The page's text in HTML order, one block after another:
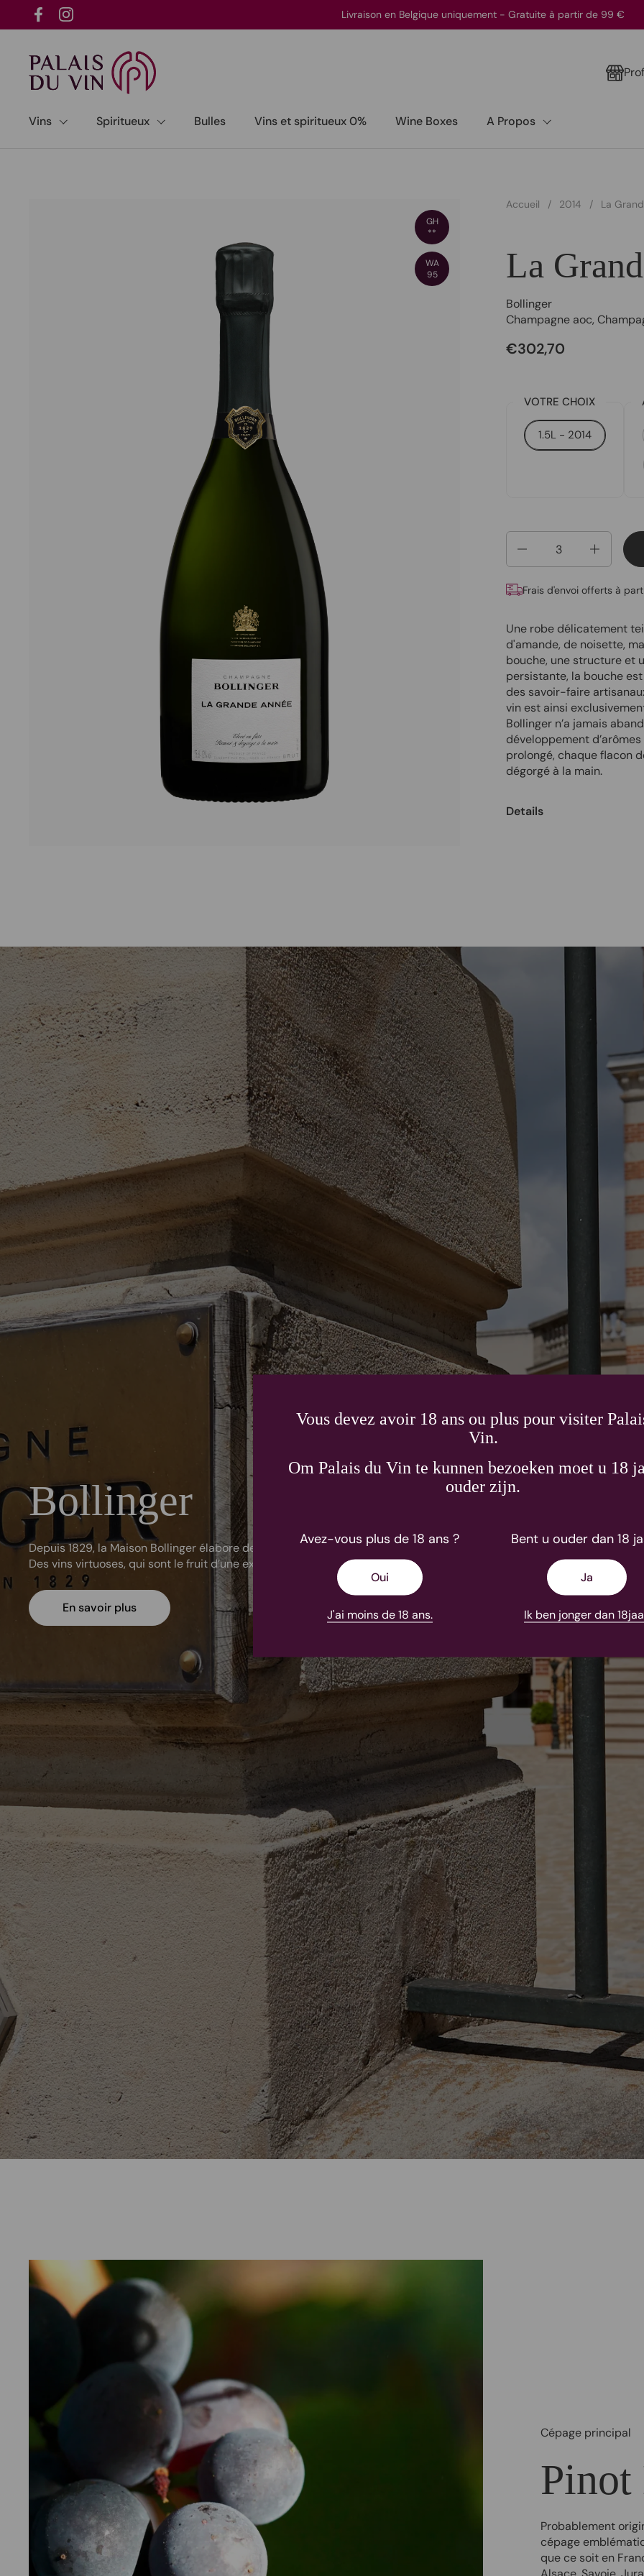
Passer au contenu
Vous devez avoir 18 ans ou plus pour visiter
Vin.
Om Palais du Vin te kunnen bezoeken moet u 18
ouder zijn.
Avez-vous plus de 18 ans ?
Oui
J'ai moins de 18 ans.
Bent u ouder dan 18
Ja
Ik ben jonger dan
FacebookInstagram Livraison en Belgique uniquement - Gratuite à partir de 99 €
Vins Spiritueux Bulles Vins et spiritueux 0% Wine Boxes A Propos
GH
**
WA
95
Accueil / 2014 / La
La
Bollinger
Champagne aoc,
€302,70
VOTRE CHOIX
1.5L - 2014
Frais d'envoi offerts à
Une robe délicatement
d'amande, de noisette,
bouche, une structure et
persistante, la bouche
des savoir-faire
vin est ainsi
Bollinger n’a jamais
développement
prolongé, chaque flacon
dégorgé à la main.
Details
Bollinger
Depuis 1829, la Maison Bollinger élabore de grands champagnes au style puissant, raffiné et complexe.
Des vins virtuoses, qui sont le fruit d’une exigence de tous les instants : l’à-peu-près n’a...
En savoir plus
Cépage principal
Probablement
cépage
que ce soit en